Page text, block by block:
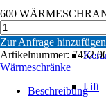
Lift
600
Zur Anfrage hinzufügen
Artikelnummer:
Wärmeschränke
Beschreibung